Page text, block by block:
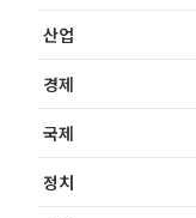
산업
경제
국제
정치